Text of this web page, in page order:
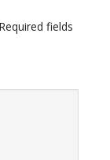
Required fields